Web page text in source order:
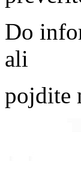
Do
ali
pojdite